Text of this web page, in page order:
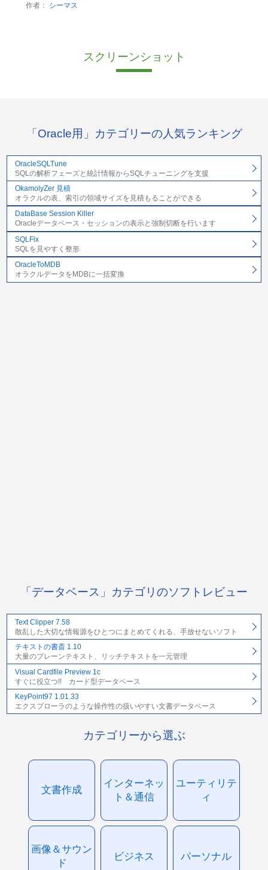
作者：
シーマス
スクリーンショット
「Oracle用」カテゴリーの人気ランキング
OracleSQLTune
SQLの解析フェーズと統計情報からSQLチューニングを支援
OkamolyZer 見積
オラクルの表、索引の領域サイズを見積もることができる
DataBase Session Killer
Oracleデータベース・セッションの表示と強制切断を行います
SQLFix
SQLを見やすく整形
OracleToMDB
オラクルデータをMDBに一括変換
「データベース」カテゴリのソフトレビュー
Text Clipper 7.58
散乱した大切な情報源をひとつにまとめてくれる、手放せないソフト
テキストの書斎 1.10
大量のプレーンテキスト、リッチテキストを一元管理
Visual Cardfile Preview 1c
すぐに役立つ!! カード型データベース
KeyPoint97 1.01.33
エクスプローラのような操作性の扱いやすい文書データベース
カテゴリーから選ぶ
文書作成
インターネッ
ト＆通信
ユーティリテ
ィ
画像＆サウン
ド
ビジネス パーソナル